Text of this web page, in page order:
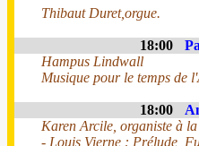
Thibaut Duret,orgue.
18:00
Hampus Lindwall
Musique pour le temps de
18:00
Karen Arcile, organiste à
- Louis Vierne : Prélude,